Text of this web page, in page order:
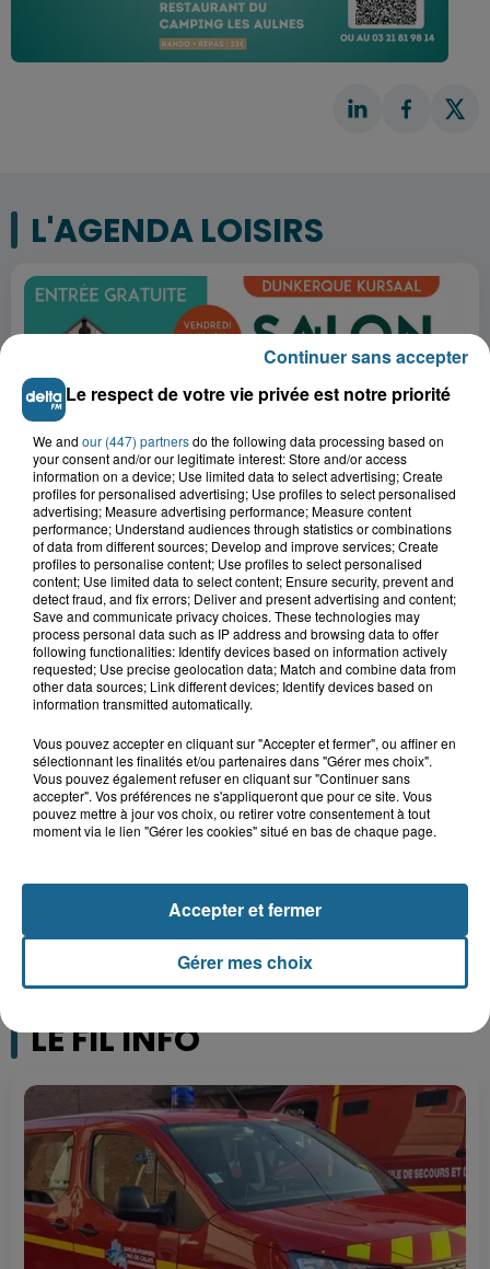
L'AGENDA LOISIRS
7 août 2026
SALON HABITAT ET RÉNOVATION 2026
7 août 2026
Le patrimoine d'Esquelbecq
7 août 2026
Bergues, entre ville et remparts
7 août 2026
Bergues, entre ville et remparts
LE FIL INFO
Le respect de votre vie privée est notre priorité
We and our (447) partnersdo the following data processing based on
your consent and/or our legitimate interest: Store and/or access
information on a device; Use limited data to select advertising; Create
profiles for personalised advertising; Use profiles to select personalised
advertising; Measure advertising performance; Measure content
performance; Understand audiences through statistics or combinations
of data from different sources; Develop and improve services; Create
profiles to personalise content; Use profiles to select personalised
content; Use limited data to select content; Ensure security, prevent and
detect fraud, and fix errors; Deliver and present advertising and content;
Save and communicate privacy choices. These technologies may
process personal data such as IP address and browsing data to offer
following functionalities: Identify devices based on information actively
requested; Use precise geolocation data; Match and combine data from
other data sources; Link different devices; Identify devices based on
information transmitted automatically.
Vous pouvez accepter en cliquant sur "Accepter et fermer", ou affiner en
sélectionnant les finalités et/ou partenaires dans "Gérer mes choix".
Vous pouvez également refuser en cliquant sur "Continuer sans
accepter". Vos préférences ne s'appliqueront que pour ce site. Vous
pouvez mettre à jour vos choix, ou retirer votre consentement à tout
moment via le lien "Gérer les cookies" situé en bas de chaque page.
Gérer mes choix
Accepter et fermer
Continuer sans accepter